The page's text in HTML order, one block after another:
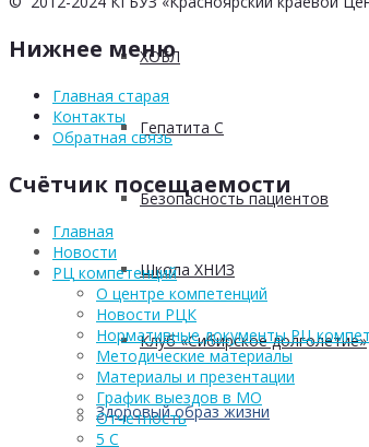
ХОБЛ
Гепатита С
Безопасность пациентов
Школа ХНИЗ
Клуб «Сибирское долголетие»
Здоровый образ жизни
Нижнее меню
Главная старая
Контакты
Обратная связь
Счётчик посещаемости
Главная
Новости
РЦ компетенций
О центре компетенций
Новости РЦК
Нормативные документы РЦ
Методические материалы
Материалы и презентации
График выездов в МО
Отчетность
5 С